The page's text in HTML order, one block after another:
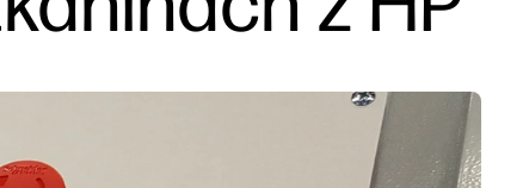
linkedIn